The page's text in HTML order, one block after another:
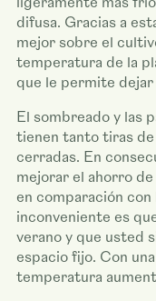
difusa. Gracias a
mejor sobre el
temperatura de la
que le permite
El sombreado y las
tienen tanto tiras
cerradas. En
mejorar el ahorro
en comparación
inconveniente es
verano y que usted
espacio fijo. Con
temperatura